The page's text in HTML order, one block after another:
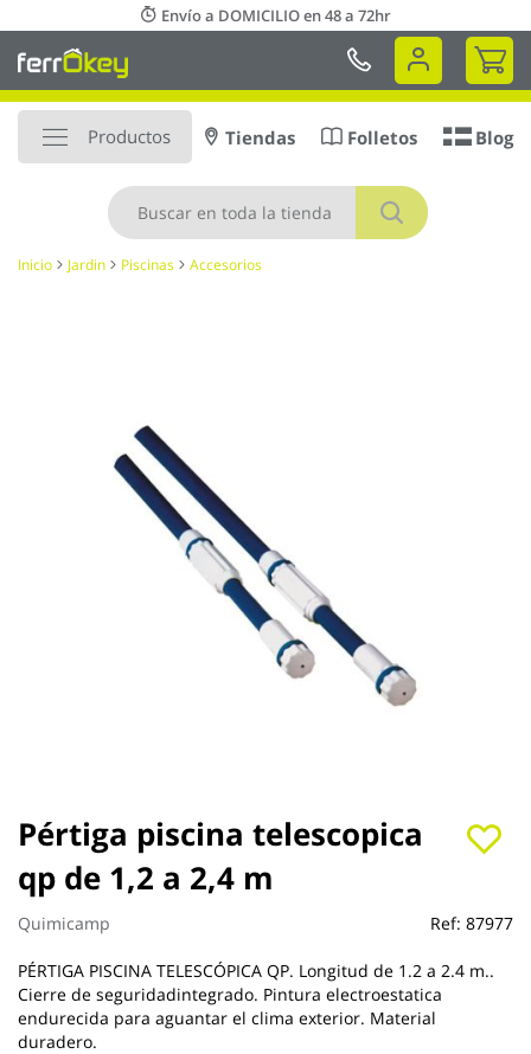
al
contenido
Envío a DOMICILIO en 48 a 72hr
Mi
Productos
Buscar
Tiendas Folletos Blog
Inicio Jardin Piscinas Accesorios
Pértiga piscina telescopica
qp de 1,2 a 2,4 m
Quimicamp Ref: 87977
PÉRTIGA PISCINA TELESCÓPICA QP. Longitud de 1.2 a 2.4 m..
Cierre de seguridadintegrado. Pintura electroestatica
endurecida para aguantar el clima exterior. Material
duradero.
Saltar
al
comienzo
de
la
galería
de
imágenes